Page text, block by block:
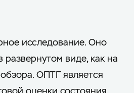
исследование. Оно
виде, как на
ОПТГ является